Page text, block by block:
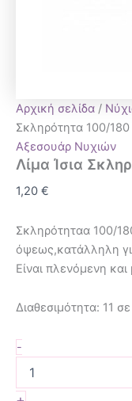
Αρχική σελίδα /
Σκληρότητα 100/180
Αξεσουάρ Νυχιών
Λίμα Ίσια
1,20 €
Σκληρότηταα 100/
όψεως,κατάλληλη
Είναι πλενόμενη
Διαθεσιμότητα: 11
-